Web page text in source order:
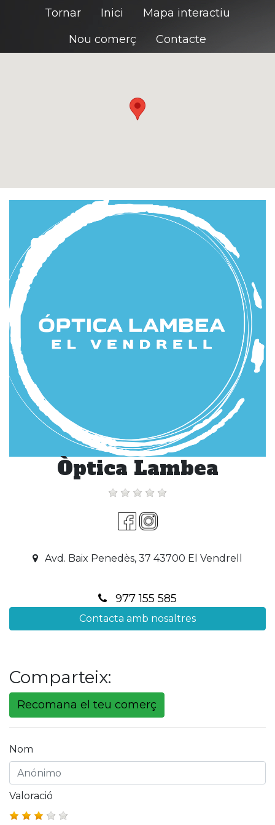
Tornar Inici
Mapa interactiu
Nou comerç
Contacte
Òptica Lambea
Avd. Baix Penedès, 37 43700 El Vendrell
977 155 585
Contacta amb nosaltres
Comparteix:
Recomana el teu comerç
Nom
Valoració